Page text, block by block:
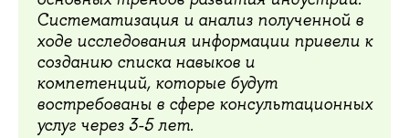
Систематизация и анализ полученной в
ходе исследования информации привели к
созданию списка навыков и
компетенций, которые будут
востребованы в сфере консультационных
услуг через 3-5 лет.